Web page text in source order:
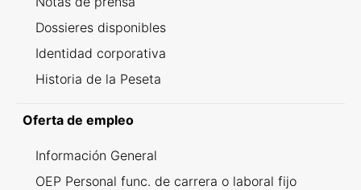
Dossieres disponibles
Identidad corporativa
Historia de la Peseta
Oferta de empleo
Información General
OEP Personal func. de carrera o laboral fijo